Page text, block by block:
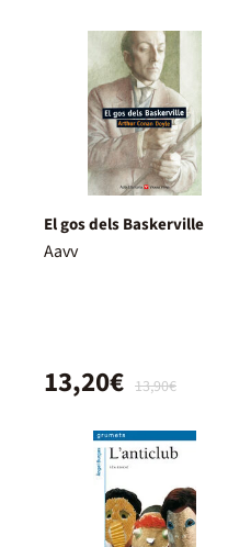
El gos dels Baskerville
Aavv
13,90€
13,20€